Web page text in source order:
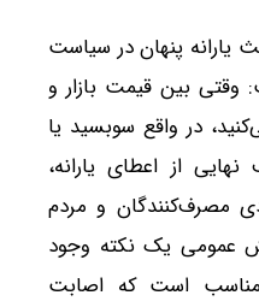
یارانه پنهان در سیاست
وقتی بین قیمت بازار و
در واقع سوبسید یا
از اعطای یارانه،
مصرف‌کنندگان و مردم
عمومی یک نکته وجود
مناسب است که اصابت